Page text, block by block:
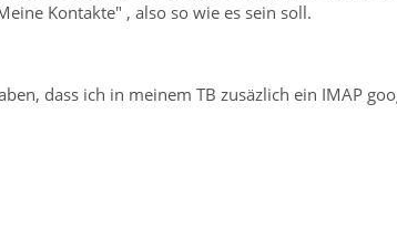
Kontakte" , also so wie es sein soll.
dass ich in meinem TB zusäzlich ein IMAP